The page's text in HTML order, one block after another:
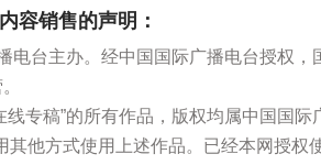
容销售的声明：
电台主办。经中国国际广播电台授权
线专稿”的所有作品，版权均属中国国
其他方式使用上述作品。已经本网授权